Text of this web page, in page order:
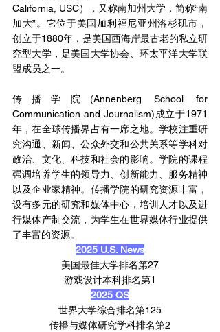
California, USC），又称南加州大学，简称“南
加大”。它位于美国加利福尼亚州洛杉矶市，
创立于1880年，是美国西海岸最古老的私立研
究型大学，是美国大学协会、环太平洋大学联
盟成员之一。
传播学院(Annenberg School for
Communication and Journalism)成立于1971
年，在全球传播界占有一席之地。学校注重研
究沟通、新闻、公众外交和公共关系等学科对
政治、文化、科技和社会的影响。学院的课程
强调培养学生的领导力、创新能力、服务精神
以及企业家精神。传播学院的研究资源丰富，
设有多元的研究和媒体中心，培训人才以及进
行媒体产制交流，为学生在世界媒体行业提供
了丰富的资源。
2025 U.S. News
美国最佳大学排名第27
游戏设计本科排名第1
2025 QS
世界大学综合排名第125
传播与媒体研究学科排名第2